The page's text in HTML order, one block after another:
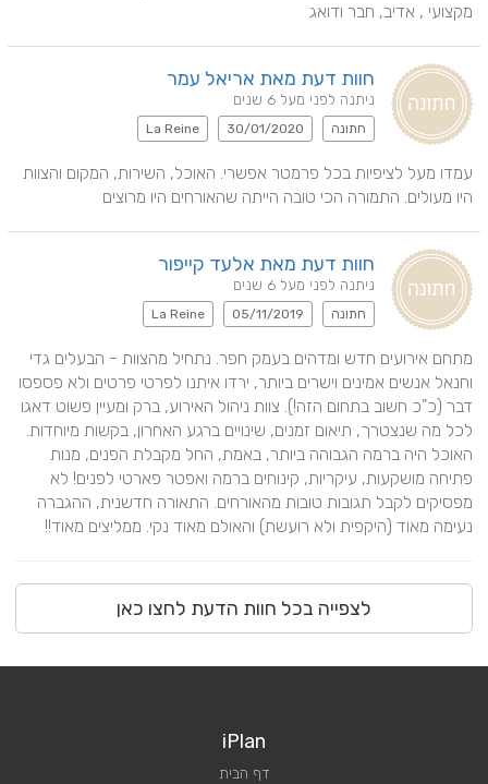
מקצועי , אדיב, חבר ודואג
חוות דעת מאת אריאל עמר
ניתנה לפני מעל 6 שנים
חתונה 30/01/2020
La Reine
היו מעולים. התמורה הכי טובה הייתה שהאורחים היו מרוצים
חוות דעת מאת אלעד קייפור
ניתנה לפני מעל 6 שנים
חתונה 05/11/2019
La Reine
נעימה מאוד (היקפית ולא רועשת) והאולם מאוד נקי. ממליצים מאוד!!
לצפייה בכל חוות הדעת לחצו כאן
iPlan
דף הבית